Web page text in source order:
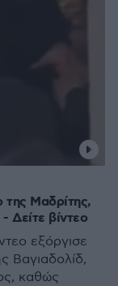
της Μαδρίτης,
Δείτε βίντεο
εξόργισε
Βαγιαδολίδ,
καθώς